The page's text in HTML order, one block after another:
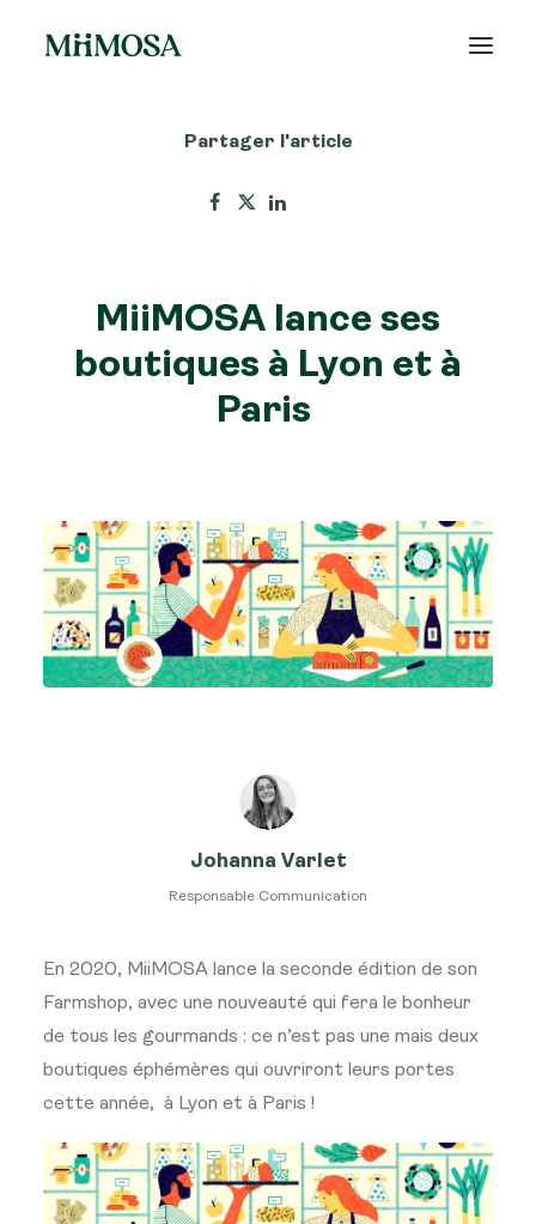
Découvrir MiiMOSA
Partager l'article
MiiMOSA lance ses
boutiques à Lyon et à
Paris
Johanna Varlet
Responsable Communication
En 2020, MiiMOSA lance la seconde édition de son
Farmshop, avec une nouveauté qui fera le bonheur
de tous les gourmands : ce n’est pas une mais deux
boutiques éphémères qui ouvriront leurs portes
cette année, à Lyon et à Paris !